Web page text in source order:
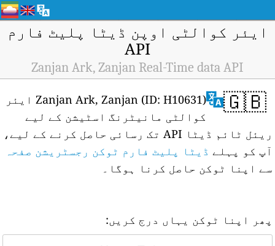
ایئر کوالٹی اوپن ڈیٹا پلیٹ فارم
API
Zanjan Ark, Zanjan Real-Time data API
🇬🇧
Zanjan Ark, Zanjan (ID: H10631) ایئر
کوالٹی مانیٹرنگ اسٹیشن کے لیے
ریئل ٹائم ڈیٹا API تک رسائی حاصل کرنے کے لیے،
آپ کو پہلے ڈیٹا پلیٹ فارم ٹوکن رجسٹریشن صفحہ
سے اپنا ٹوکن حاصل کرنا ہوگا۔
پھر اپنا ٹوکن یہاں درج کریں: